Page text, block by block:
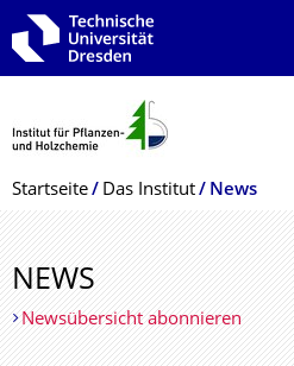
Zur Hauptnavigation springen
Zur Suche springen
Zum Inhalt springen
Breadcrumb-Menü
Startseite Das Institut News
NEWS
Newsübersicht abonnieren